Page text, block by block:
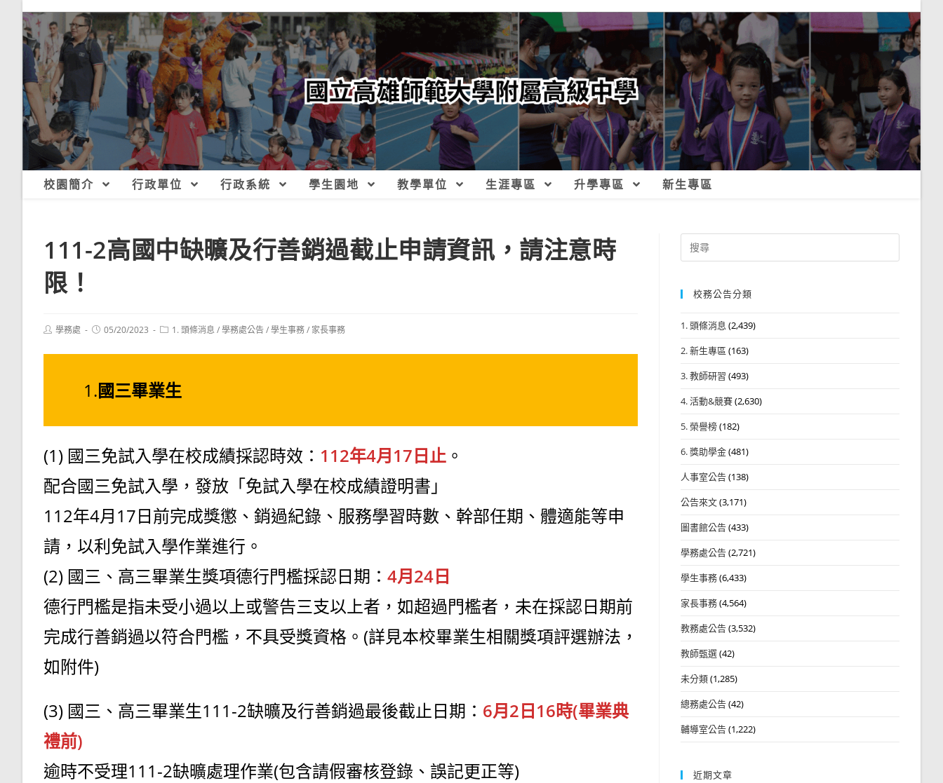
校園簡介 行政單位 行政系統 學生園地 教學單位 生涯專區 升學專區 新生專區
111-2高國中缺曠及行善銷過截止申請資訊，請注意時
限！
Post學務處
Post05/20/2023
Post1. 頭條消息 /學務處公告/學生事務/ 家長事務
1.國三畢業生
(1) 國三免試入學在校成績採認時效： 112年4月17日止 。
配合國三免試入學，發放「免試入學在校成績證明書」
112年4月17日前完成獎懲、銷過紀錄、服務學習時數、幹部任期、體適能等申
請，以利免試入學作業進行。
(2) 國三、高三畢業生獎項德行門檻採認日期： 4月24日
德行門檻是指未受小過以上或警告三支以上者，如超過門檻者，未在採認日期前
完成行善銷過以符合門檻，不具受獎資格。(詳見本校畢業生相關獎項評選辦法，
如附件)
(3) 國三、高三畢業生111-2缺曠及行善銷過最後截止日期： 6月2日16時(畢業典
禮前)
逾時不受理111-2缺曠處理作業(包含請假審核登錄、誤記更正等)
Search
for:
校務公告分類
1. 頭條消息 (2,439)
2. 新生專區 (163)
3. 教師研習 (493)
4. 活動&競賽(2,630)
5. 榮譽榜(182)
6. 獎助學金(481)
人事室公告(138)
公告來文(3,171)
圖書館公告(433)
學務處公告(2,721)
學生事務(6,433)
家長事務(4,564)
教務處公告(3,532)
教師甄選(42)
未分類(1,285)
總務處公告(42)
輔導室公告(1,222)
近期文章